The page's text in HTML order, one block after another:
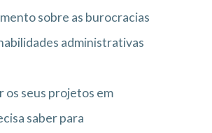
sobre as burocracias
administrativas
os seus projetos em
saber para